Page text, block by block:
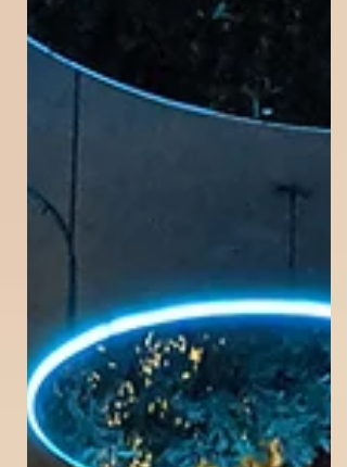
A partir du Samedi 15 février 2020. On The
Thames vous attend pour un voyage
incontournable et une discothèque silencieuse
sur l’eau....